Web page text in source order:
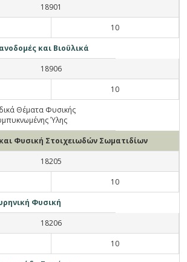
18901
10
και Βιοϋλικά
18906
10
Θέματα Φυσικής
Ύλης
Φυσική Στοιχειωδών Σωματιδίων
18205
10
Φυσική
18206
10